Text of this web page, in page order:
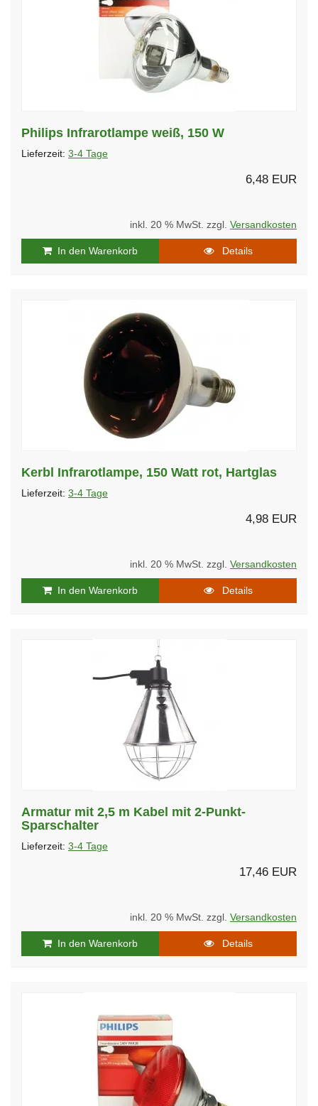
Philips Infrarotlampe weiß, 150 W
Lieferzeit: 3-4 Tage
6,48 EUR
inkl. 20 % MwSt. zzgl. Versandkosten
In den Warenkorb Details
Kerbl Infrarotlampe, 150 Watt rot, Hartglas
Lieferzeit: 3-4 Tage
4,98 EUR
inkl. 20 % MwSt. zzgl. Versandkosten
In den Warenkorb Details
Armatur mit 2,5 m Kabel mit 2-Punkt-
Sparschalter
Lieferzeit: 3-4 Tage
17,46 EUR
inkl. 20 % MwSt. zzgl. Versandkosten
In den Warenkorb Details